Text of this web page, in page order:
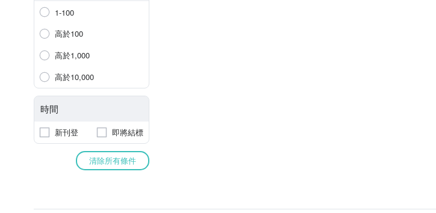
1-100
高於100
高於1,000
高於10,000
時間
新刊登 即將結標
清除所有條件